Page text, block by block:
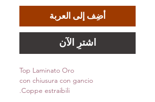
أضِف إلى العربة
اشترِ الآن
Top Laminato Oro
con chiusura con gancio
Coppe estraibili.